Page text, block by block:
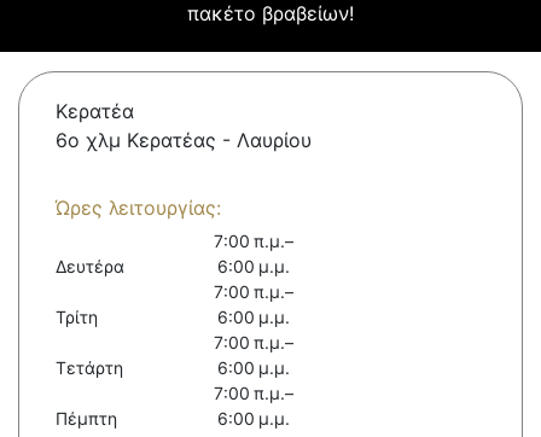
πακέτο βραβείων!
Κερατέα
6ο χλμ Κερατέας - Λαυρίου
Ώρες λειτουργίας:
Δευτέρα
7:00 π.μ.–
6:00 μ.μ.
Τρίτη
7:00 π.μ.–
6:00 μ.μ.
Τετάρτη
7:00 π.μ.–
6:00 μ.μ.
Πέμπτη
7:00 π.μ.–
6:00 μ.μ.